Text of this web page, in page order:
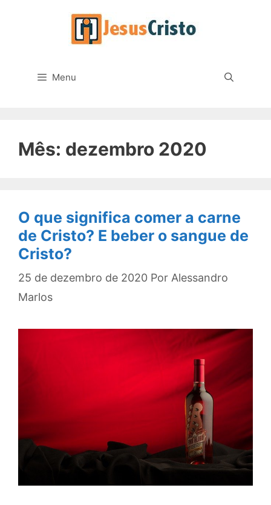
Menu
Mês: dezembro 2020
O que significa comer a carne
de Cristo? E beber o sangue de
Cristo?
25 de dezembro de 2020 Por Alessandro
Marlos